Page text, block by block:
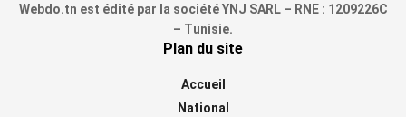
Webdo.tn est édité par la société YNJ SARL – RNE : 1209226C
– Tunisie.
Plan du site
Accueil
National